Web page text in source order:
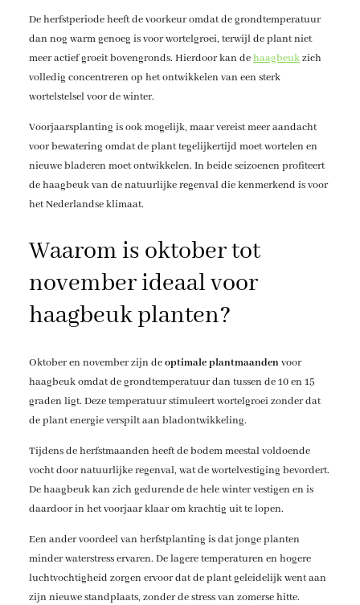
De herfstperiode heeft de voorkeur omdat de grondtemperatuur
dan nog warm genoeg is voor wortelgroei, terwijl de plant niet
meer actief groeit bovengronds. Hierdoor kan dehaagbeukzich
volledig concentreren op het ontwikkelen van een sterk
wortelstelsel voor de winter.
Voorjaarsplanting is ook mogelijk, maar vereist meer aandacht
voor bewatering omdat de plant tegelijkertijd moet wortelen en
nieuwe bladeren moet ontwikkelen. In beide seizoenen profiteert
de haagbeuk van de natuurlijke regenval die kenmerkend is voor
het Nederlandse klimaat.
Waarom is oktober tot
november ideaal voor
haagbeuk planten?
Oktober en november zijn deoptimale plantmaandenvoor
haagbeuk omdat de grondtemperatuur dan tussen de 10 en 15
graden ligt. Deze temperatuur stimuleert wortelgroei zonder dat
de plant energie verspilt aan bladontwikkeling.
Tijdens de herfstmaanden heeft de bodem meestal voldoende
vocht door natuurlijke regenval, wat de wortelvestiging bevordert.
De haagbeuk kan zich gedurende de hele winter vestigen en is
daardoor in het voorjaar klaar om krachtig uit te lopen.
Een ander voordeel van herfstplanting is dat jonge planten
minder waterstress ervaren. De lagere temperaturen en hogere
luchtvochtigheid zorgen ervoor dat de plant geleidelijk went aan
zijn nieuwe standplaats, zonder de stress van zomerse hitte.